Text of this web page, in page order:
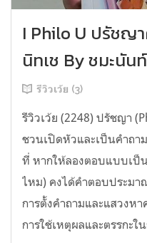
I Philo U ปรัชญ
นิทเช By ชมะนัน
รีวิวเว้ย (3)
รีวิวเว้ย (2248) ปรัชญา
ชวนเปิดหัวและเป็นคำถา
ที่ หากให้ลองตอบแบบเป็
ไหม) คงได้คำตอบประม
การตั้งคำถามและแสวงห
การใช้เหตุผลและตรรกะใ